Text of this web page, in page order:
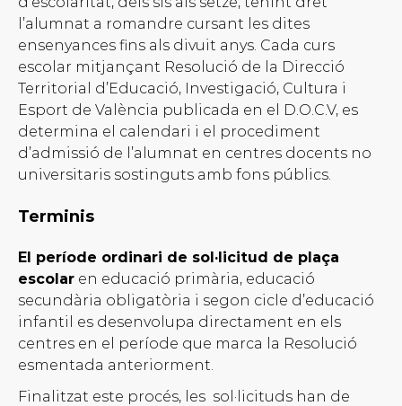
l’alumnat a romandre cursant les dites
ensenyances fins als divuit anys. Cada curs
escolar mitjançant Resolució de la Direcció
Territorial d’Educació, Investigació, Cultura i
Esport de València publicada en el D.O.C.V, es
determina el calendari i el procediment
d’admissió de l’alumnat en centres docents no
universitaris sostinguts amb fons públics.
Terminis
El període ordinari de sol·licitud de plaça
escolar en educació primària, educació
secundària obligatòria i segon cicle d’educació
infantil es desenvolupa directament en els
centres en el període que marca la Resolució
esmentada anteriorment.
Finalitzat este procés, les sol·licituds han de